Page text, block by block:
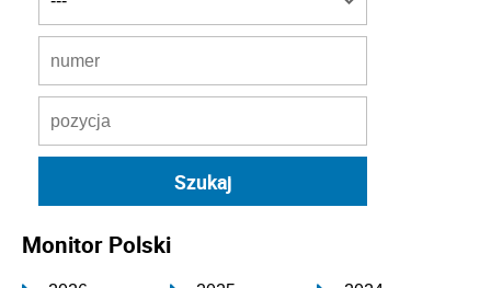
Monitor Polski